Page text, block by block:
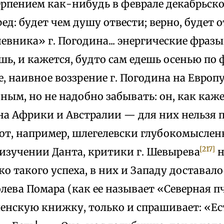
как-нибудь в феврале
будет чем душу отвести; верно, будет
г. Погодина... энергические
и кажется, будто сам едешь осенью
наивное воззрение г. Погодина на
но не надобно забывать: он, как
Африки и Австралии — для них нельзя
например, шлегелевски
Данта, критики г. Шевырева[217]
такого успеха, в них и Западу
Помара (как ее называет «Северная
книжку, только и спрашивает: